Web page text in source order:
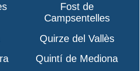
Fost de
Campsentelles
Quirze del Vallès
Quintí de Mediona